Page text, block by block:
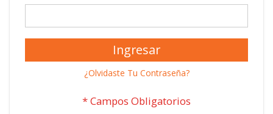
Ingresar
¿Olvidaste Tu Contraseña?